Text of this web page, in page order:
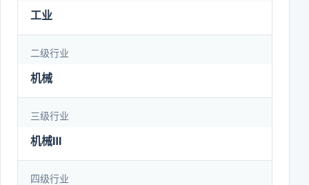
轨道交通装备和清洁能源装备“双赛道双集群”发展战
同化、品牌化“六化”特征的现代化产业体系，到
2030年全面建成以产品卓越、品牌卓著、创新领
先、治理现代为特征，以“受人尊敬”为标志的世界一
流中车。
工业
二级行业
机械
三级行业
机械Ⅲ
四级行业